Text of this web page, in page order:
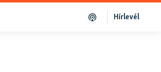
Hírlevél